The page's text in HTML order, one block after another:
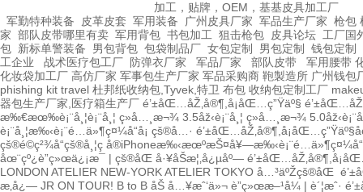
加工，贴牌，OEM，基基皮具加工厂
军勤特种装备
皮革皮套 军用装备 广州皮具厂家 军品生产厂家 枪包
家 部队皮带哪里有卖 军用背包 书包加工 狙击枪包 皮具论坛 工厂国
包 新标单警装备 男包背包 包袋制品厂 女包定制 男包定制
钱包定制
工企业
战术医疗包工厂 防弹衣厂家 军品厂家 部队皮带 军用腰带
化妆袋加工厂 高仿厂家 军事包生产厂家 军品采购商 鞄製造所 广州钱包
phishing kit travel 杜邦纸收纳包,Tyvek,特卫 布包 收纳包定制工厂
器包生产厂家,医疗箱生产厂 é’±åŒ…åŽ‚å®¶,å¡åŒ…ç”Ÿäº§
æ‰€æœ‰è¡¨å¸¦è¡¨å¸¦ ç»å…¸æ¬¾ 3.5åž‹è¡¨å¸¦ ç»å…¸æ¬¾ 5.0åž‹
è¡¨å¸¦æ‰‹è¡¨é…ä»¶ç¤¼å“å¡ çš®å…· é’±åŒ…åŽ‚å®¶,å¡åŒ…ç”Ÿäº§
çš®é©ç²¾å“çš®å¸¦ç å®iPhoneæ‰‹æœºæŠ¤å¥—æ‰‹è¡¨é…ä»¶
åœ¨çº¿è”ç»œä¿¡æ¯ | çš®åŒ å·¥åŠæ¦‚å¿µåº—
LONDON ATELIER NEW-YORKATELIER TOKYO å…³äºŽçš®åŒ
æ‚å¿— JR ON TOUR! B to B åŠ å…¥æˆ‘ä»¬ è”ç»œæ–¹å¼ | è´¦æˆ·